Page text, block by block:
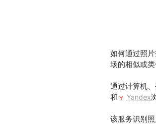
如何通过照
场的相似或类
通过计算机
和 Yandex
该服务识别